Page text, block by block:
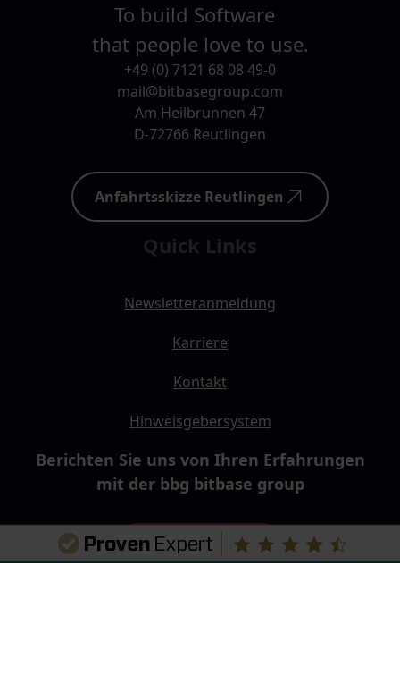
To build Software
that people love to use.
+49 (0) 7121 68 08 49-0
mail@bitbasegroup.com
Am Heilbrunnen 47
D-72766 Reutlingen
Anfahrtsskizze Reutlingen
Quick Links
Newsletteranmeldung
Karriere
Kontakt
Hinweisgebersystem
Berichten Sie uns von Ihren Erfahrungen
mit der bbg bitbase group
Jetzt bewerten